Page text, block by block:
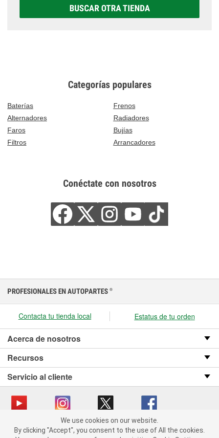
BUSCAR OTRA TIENDA
Categorías populares
Baterías
Frenos
Alternadores
Radiadores
Faros
Bujías
Filtros
Arrancadores
Conéctate con nosotros
We use cookies on our website. By clicking "Accept", you consent
to the use of All the cookies.
PROFESIONALES EN AUTOPARTES ®
Contacta tu tienda local Estatus de tu orden
Acerca de nosotros
Recursos
Servicio al cliente
Copyright © 2008-2026 O’Reilly Auto Parts v OST_3.2.0.0.729 (3) cv1361
We use cookies on our website.
By clicking "Accept", you consent to the use of All the cookies.